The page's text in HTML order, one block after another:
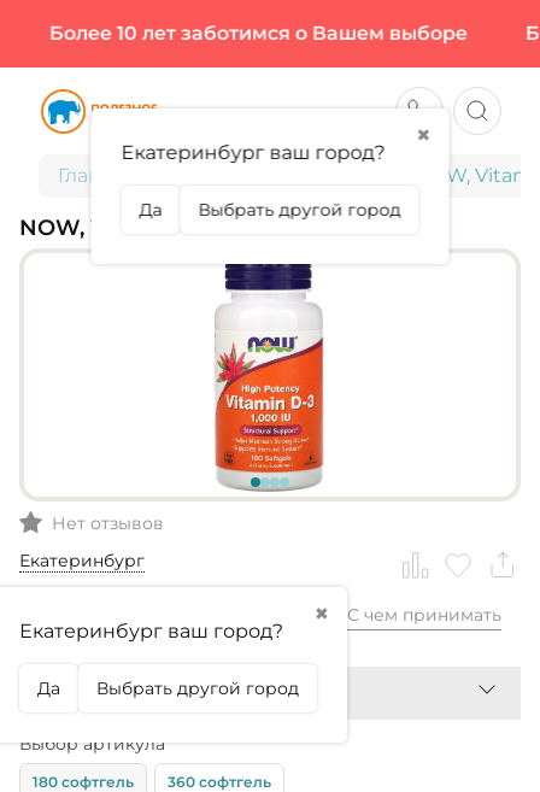
Более 10 лет заботимся о Вашем выборе
Главная NOW,
NOW, VITAMIN D3 1000 МЕ
Нет отзывов
Екатеринбург
✖
Екатеринбург ваш город?
Да Выбрать другой город
990,99₽ С чем принимать
Выбор артикула
180 софтгель 360 софтгель
✖
Екатеринбург ваш город?
Да Выбрать другой город